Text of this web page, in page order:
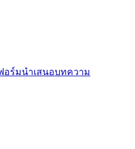
อร์มนำเสนอบทความ